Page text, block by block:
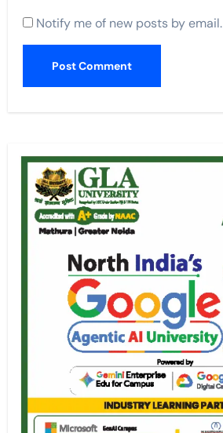
Notify me of new posts by email.